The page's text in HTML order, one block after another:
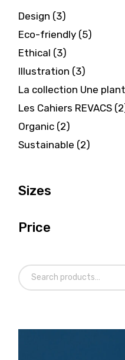
Design 33
products
Eco-friendly 55
products
Ethical 33
products
Illustration 33
products
La collection Une
Les Cahiers REVACS 2
Organic 22
products
Sustainable 22
products
Sizes
Price